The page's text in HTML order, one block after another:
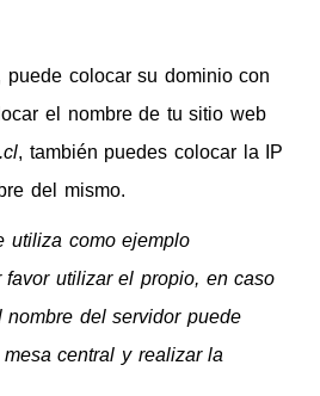
puede colocar su dominio con
el nombre de tu sitio web
, también puedes colocar la IP
del mismo.
utiliza como ejemplo
favor utilizar el propio, en caso
del servidor puede
central y realizar la